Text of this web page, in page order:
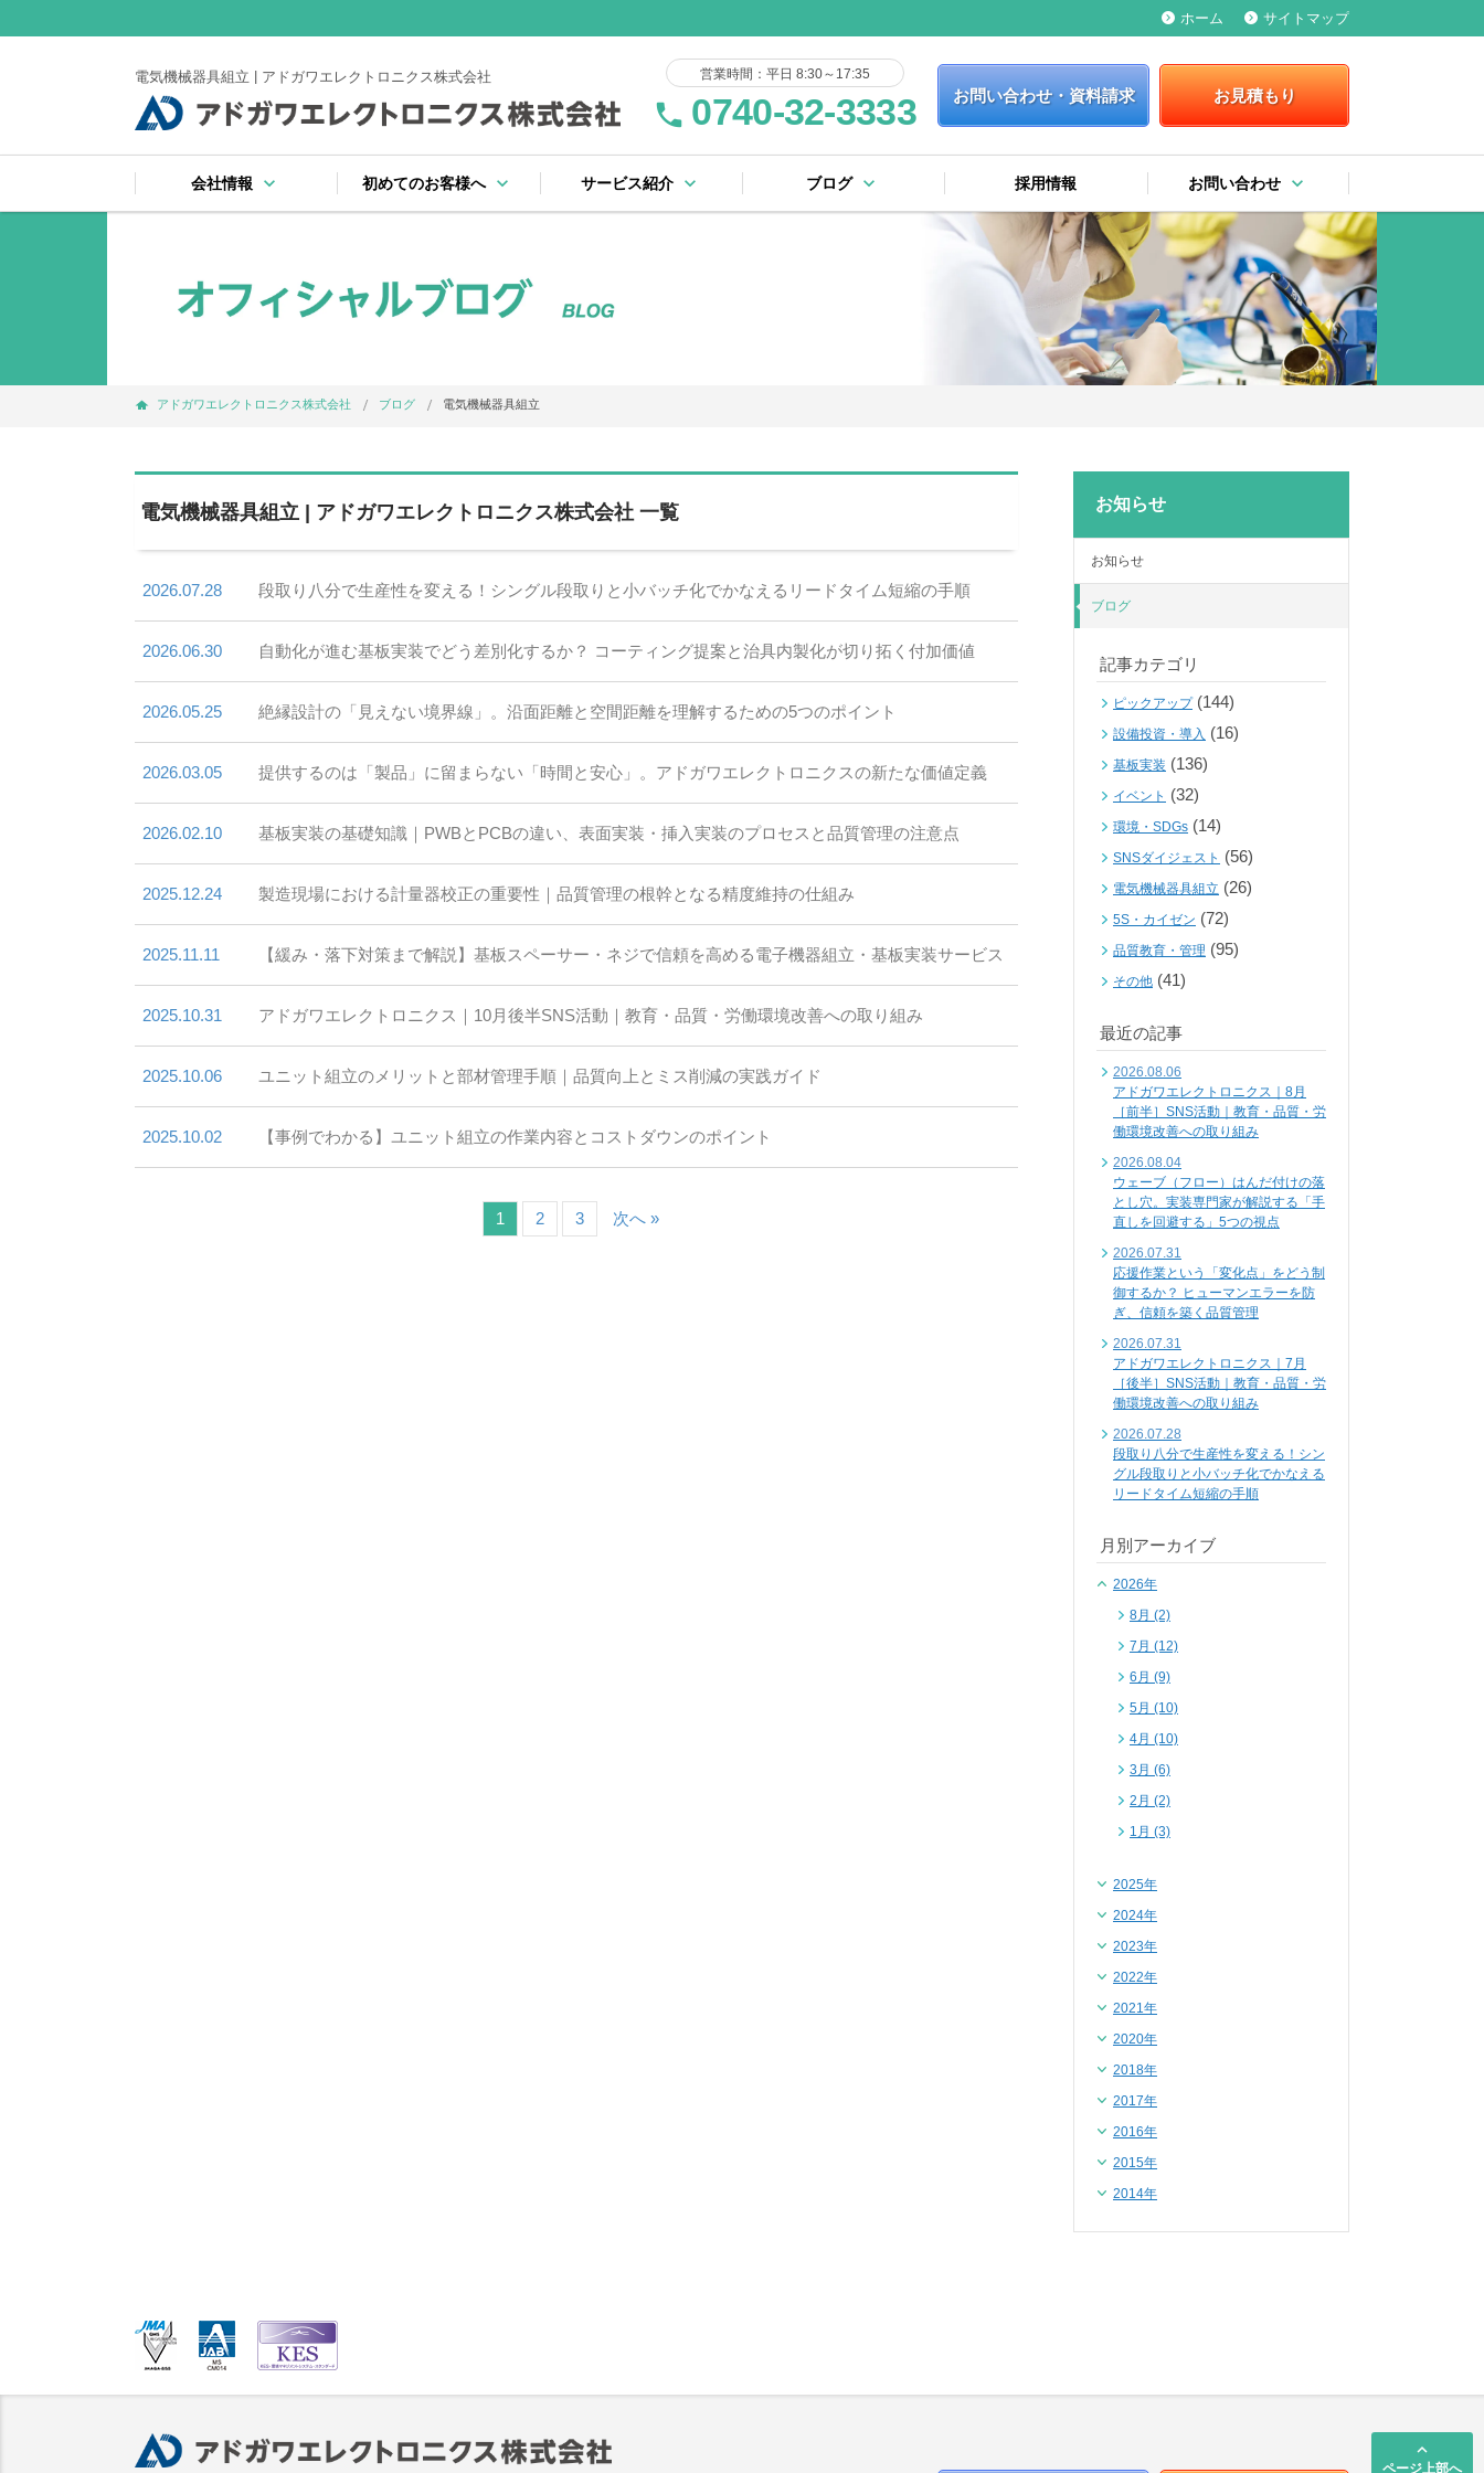
keyboard_arrow_right ホーム keyboard_arrow_right サイトマップ
電気機械器具組立 | アドガワエレクトロニクス株式会社 営業時間：平日 8:30～17:35
phone 0740-32-3333 お問い合わせ・資料請求 お見積もり
会社情報 keyboard_arrow_down 初めてのお客様へ keyboard_arrow_down サービス紹介 keyboard_arrow_down ブログ keyboard_arrow_down 採用情報 お問い合わせ keyboard_arrow_down
keyboard_arrow_rightお問い合わせ・資料請求
keyboard_arrow_rightお見積もり
keyboard_arrow_right弊社への提案
アドガワエレクトロニクス株式会社 ブログ 電気機械器具組立
電気機械器具組立 | アドガワエレクトロニクス株式会社 一覧
2026.07.28 段取り八分で生産性を変える！シングル段取りと小バッチ化でかなえるリードタイム短縮の手順
2026.06.30 自動化が進む基板実装でどう差別化するか？ コーティング提案と治具内製化が切り拓く付加価値
2026.05.25 絶縁設計の「見えない境界線」。沿面距離と空間距離を理解するための5つのポイント
2026.03.05 提供するのは「製品」に留まらない「時間と安心」。アドガワエレクトロニクスの新たな価値定義
2026.02.10 基板実装の基礎知識｜PWBとPCBの違い、表面実装・挿入実装のプロセスと品質管理の注意点
2025.12.24 製造現場における計量器校正の重要性｜品質管理の根幹となる精度維持の仕組み
2025.11.11 【緩み・落下対策まで解説】基板スペーサー・ネジで信頼を高める電子機器組立・基板実装サービス
2025.10.31 アドガワエレクトロニクス｜10月後半SNS活動｜教育・品質・労働環境改善への取り組み
2025.10.06 ユニット組立のメリットと部材管理手順｜品質向上とミス削減の実践ガイド
2025.10.02 【事例でわかる】ユニット組立の作業内容とコストダウンのポイント
1 2 3 次へ »
お知らせ
お知らせ
ブログ
記事カテゴリ
ピックアップ(144)
設備投資・導入 (16)
基板実装 (136)
イベント (32)
環境・SDGs (14)
SNSダイジェスト (56)
電気機械器具組立 (26)
5S・カイゼン (72)
品質教育・管理 (95)
その他 (41)
最近の記事
2026.08.06
アドガワエレクトロニクス｜8月
［前半］SNS活動｜教育・品質・労
働環境改善への取り組み
2026.08.04
ウェーブ（フロー）はんだ付けの落
とし穴。実装専門家が解説する「手
直しを回避する」5つの視点
2026.07.31
応援作業という「変化点」をどう制
御するか？ ヒューマンエラーを防
ぎ、信頼を築く品質管理
2026.07.31
アドガワエレクトロニクス｜7月
［後半］SNS活動｜教育・品質・労
働環境改善への取り組み
2026.07.28
段取り八分で生産性を変える！シン
グル段取りと小バッチ化でかなえる
リードタイム短縮の手順
月別アーカイブ
2026年
8月 (2)
7月 (12)
6月 (9)
5月 (10)
4月 (10)
3月 (6)
2月 (2)
1月 (3)
2025年
2024年
2023年
2022年
2021年
2020年
2018年
2017年
2016年
2015年
2014年
keyboard_arrow_up
ページ上部へ